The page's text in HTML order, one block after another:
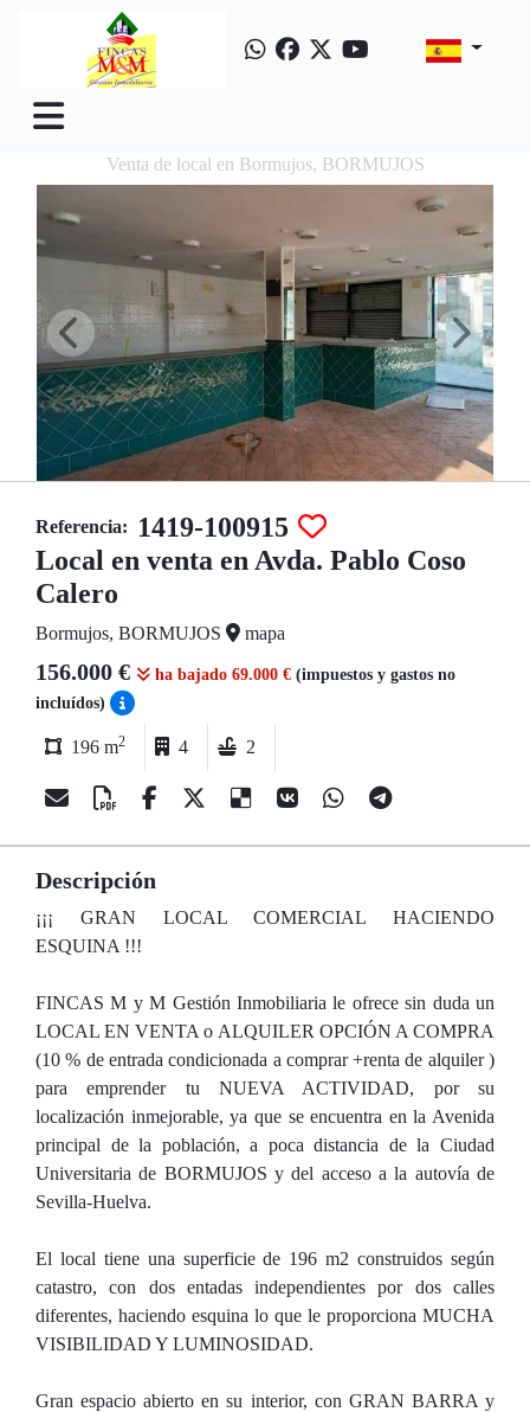
Venta de local en Bormujos, BORMUJOS
Referencia:
1419-100915
Local en venta en Avda. Pablo Coso
Calero
Bormujos, BORMUJOS mapa
156.000 € ha bajado 69.000 € (impuestos y gastos no
incluídos)
196 m2 4 2
Descripción
¡¡¡ GRAN LOCAL COMERCIAL HACIENDO
ESQUINA !!!
FINCAS M y M Gestión Inmobiliaria le ofrece sin duda un
LOCAL EN VENTA o ALQUILER OPCIÓN A COMPRA
(10 % de entrada condicionada a comprar +renta de alquiler )
para emprender tu NUEVA ACTIVIDAD, por su
localización inmejorable, ya que se encuentra en la Avenida
principal de la población, a poca distancia de la Ciudad
Universitaria de BORMUJOS y del acceso a la autovía de
Sevilla-Huelva.
El local tiene una superficie de 196 m2 construidos según
catastro, con dos entadas independientes por dos calles
diferentes, haciendo esquina lo que le proporciona MUCHA
VISIBILIDAD Y LUMINOSIDAD.
Gran espacio abierto en su interior, con GRAN BARRA y